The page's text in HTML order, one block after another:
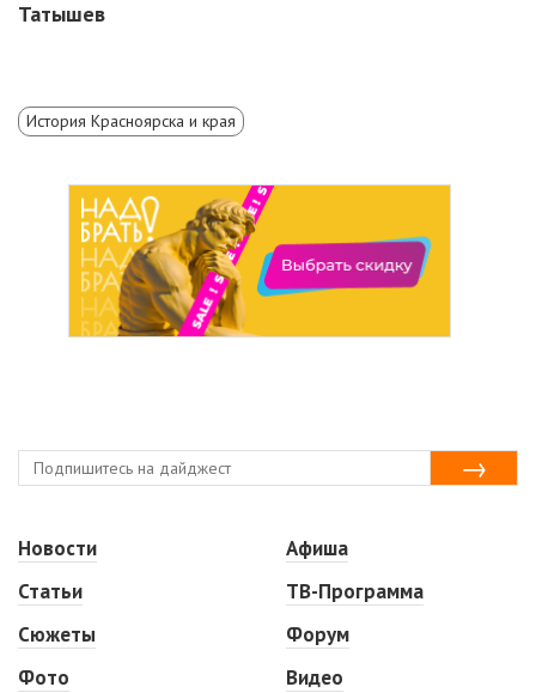
Татышев
История Красноярска и края
Новости
Статьи
Сюжеты
Фото
Афиша
ТВ-Программа
Форум
Видео